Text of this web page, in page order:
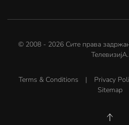
© 2008 - 2026 Сите права
ТелевизијА.
Terms & Conditions | Privacy
Sitemap